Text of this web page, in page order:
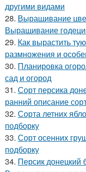
другими видами
28. Выращивание
Выращивание
29. Как вырастить
размножения и
30. Планировка
сад и огород
31. Сорт персика
ранний описание
32. Сорта летних
подборку
33. Сорт осенних
подборку
34. Персик донецкий